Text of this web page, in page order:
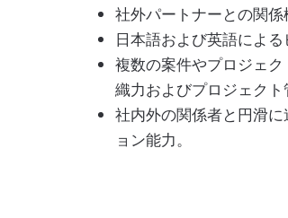
社外パートナーとの関
日本語および英語によ
複数の案件やプロジェ
織力およびプロジェクト
社内外の関係者と円滑
ョン能力。